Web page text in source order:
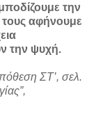
την
αφήνουμε
την ψυχή.
ΣΤ’, σελ.